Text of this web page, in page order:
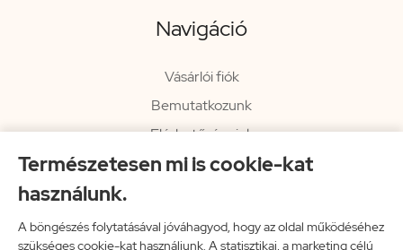
Természetesen mi is cookie-kat
használunk.
A böngészés folytatásával jóváhagyod, hogy az oldal működéséhez
szükséges cookie-kat használjunk. A statisztikai, a marketing célú
Navigáció
Vásárlói fiók
Bemutatkozunk
Elérhetőségeink
Hírlevél
Impresszum